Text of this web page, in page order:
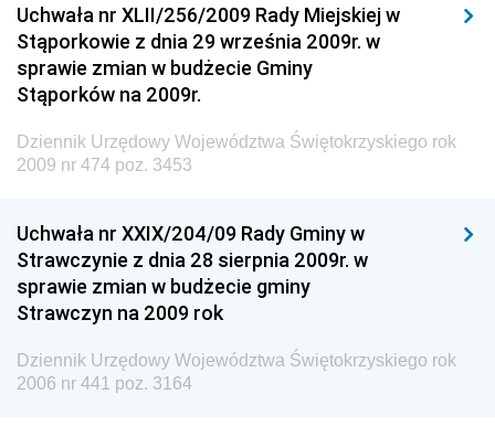
Dziennik Urzędowy Generalnej Dyrekcji Dróg
Krajowych i Autostrad
Dziennik Urzędowy Ministra Środowiska
Dziennik Urzędowy Ministra Edukacji
Dziennik Urzędowy Ministra Przemysłu
Dziennik Urzędowy Ministra Finansów i Gospodarki
Dziennik Urzędowy Ministra do Spraw Unii
Dziennik Urzędowy Agencji Wywiadu
Uchwała nr XLII/256/2009 Rady Miejskiej w
Stąporkowie z dnia 29 września 2009r. w
sprawie zmian w budżecie Gminy
Stąporków na 2009r.
Dziennik Urzędowy Województwa Świętokrzyskiego rok
2009 nr 474 poz. 3453
Uchwała nr XXIX/204/09 Rady Gminy w
Strawczynie z dnia 28 sierpnia 2009r. w
sprawie zmian w budżecie gminy
Strawczyn na 2009 rok
Dziennik Urzędowy Województwa Świętokrzyskiego rok
2006 nr 441 poz. 3164